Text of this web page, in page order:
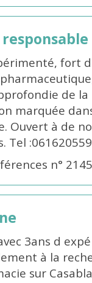
fort
de
marquée
Ouvert à de
Tel
n°
3ans d
à la
sur